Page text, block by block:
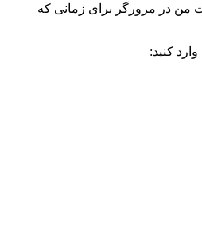
من در مرورگر برای زمانی که
کنید: